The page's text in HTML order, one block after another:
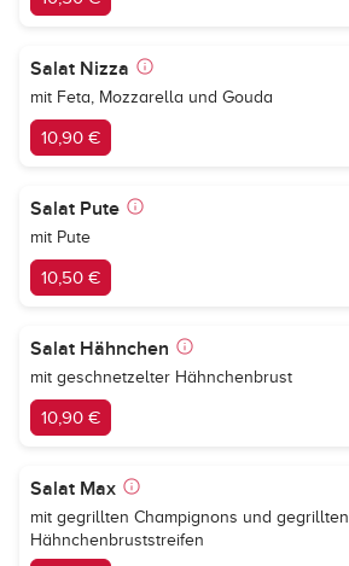
Salat Nizza
mit Feta, Mozzarella und Gouda
10,90 €
Salat Pute
mit Pute
10,50 €
Salat Hähnchen
mit geschnetzelter Hähnchenbrust
10,90 €
Salat Max
mit gegrillten Champignons und gegrillten
Hähnchenbruststreifen